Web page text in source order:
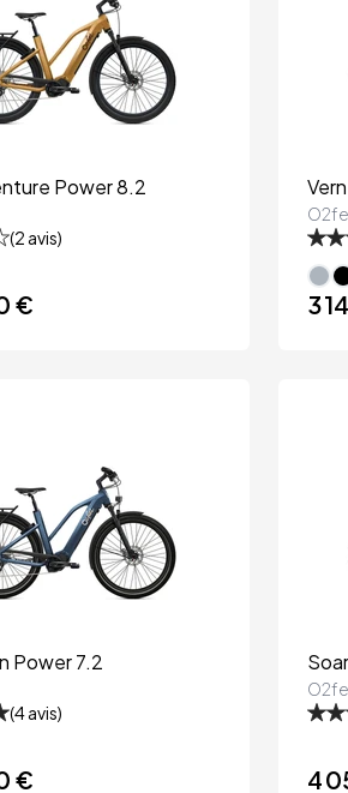
Power 8.2
(2 avis)
€ 3
Power 7.2
(4avis)
€ 4